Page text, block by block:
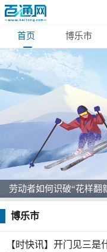
首页 博乐市
劳动者如何识破“花样翻
博乐市
【时快讯】开门见三